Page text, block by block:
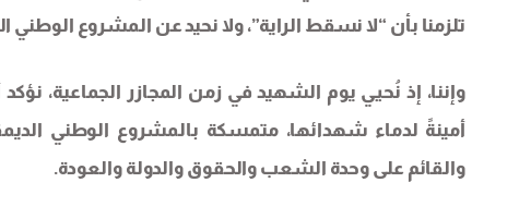
تلزمنا بأن “لا نسقط الراية”، ولا نحيد عن المشروع الوطني
وإننا، إذ نُحيي يوم الشهيد في زمن المجازر الجماعية،
أمينةً لدماء شهدائها، متمسكة بالمشروع الوطني
والقائم على وحدة الشعب والحقوق والدولة والعودة.